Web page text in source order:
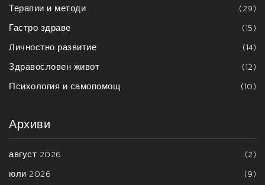
Терапии и методи
(29)
Гастро здраве
(15)
Личностно развитие
(14)
Здравословен живот
(12)
Психология и самопомощ
(10)
Архиви
август 2026
(2)
юли 2026
(9)